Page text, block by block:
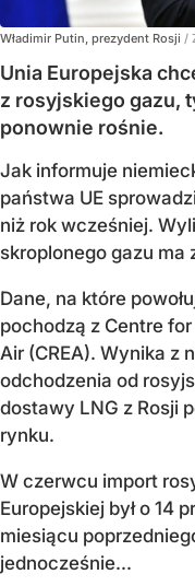
Władimir Putin, prezydent Rosji /
Unia Europejska
z rosyjskiego gazu,
ponownie rośnie.
Jak informuje
państwa UE
niż rok wcześniej.
skroplonego gazu ma
Dane, na które
pochodzą z Centre
Air (CREA). Wynika z
odchodzenia od
dostawy LNG z Rosji
rynku.
W czerwcu import
Europejskiej był o 14
miesiącu
jednocześnie...